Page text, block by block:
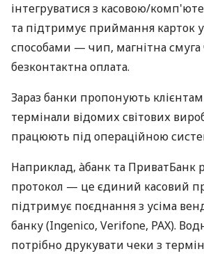
інтегруватися з касовою/
та підтримує приймання карток
способами — чип, магнітна смуга
безконтактна оплата.
Зараз банки пропонують клієнтам
термінали відомих світових
працюють під операційною
Наприклад, àбанк та ПриватБанк
протокол — це єдиний касовий
підтримує поєднання з усіма
банку (Ingenico, Verifone, PAX).
потрібно друкувати чеки з